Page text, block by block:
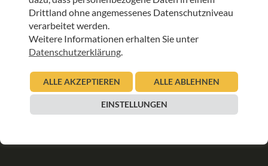
INFORMATIONEN
Downloads
Interner Bereich
Drittland ohne angemessenes Datenschutzniveau
verarbeitet werden.
Weitere Informationen erhalten Sie unter
Datenschutzerklärung.
ALLE AKZEPTIEREN ALLE ABLEHNEN
EINSTELLUNGEN